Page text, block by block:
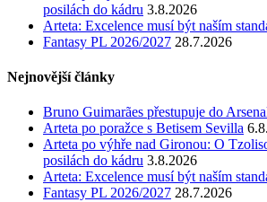
posilách do kádru 3.8.2026
Arteta: Excelence musí být naším
Fantasy PL 2026/2027 28.7.2026
Nejnovější články
Bruno Guimarães přestupuje do
Arteta po poražce s Betisem Sevilla
Arteta po výhře nad Gironou: O
posilách do kádru 3.8.2026
Arteta: Excelence musí být naším
Fantasy PL 2026/2027 28.7.2026